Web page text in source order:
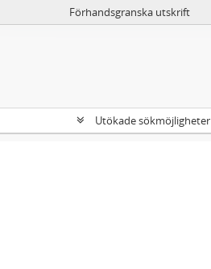
Förhandsgranska utskrift
Utökade sökmöjligheter